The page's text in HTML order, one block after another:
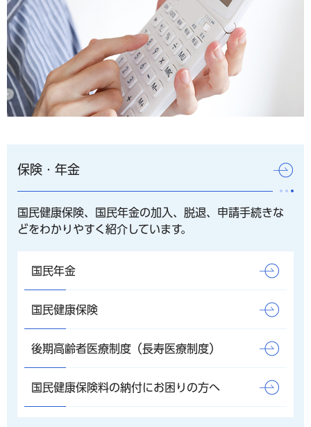
保険・年金
国民健康保険、国民年金の加入、脱退、申請手続きな
どをわかりやすく紹介しています。
国民年金
国民健康保険
後期高齢者医療制度（長寿医療制度）
国民健康保険料の納付にお困りの方へ